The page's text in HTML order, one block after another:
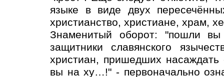
языке в виде двух
христианство, христиане, храм,
Знаменитый оборот: "пошли
защитники славянского
христиан, пришедших
вы на ху…!" - первоначально